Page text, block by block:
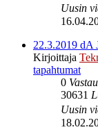
Uusin
22.3.2019 dA
Kirjoittaja
tapahtumat
0
30631
Uusin